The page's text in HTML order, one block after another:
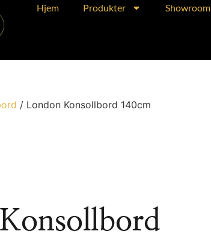
Hjem Produkter Showroom
/ London Konsollbord 140cm